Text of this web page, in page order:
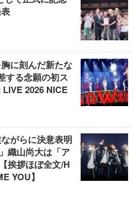
に刻んだ新たな
する念願の初ス
2026 NICE
がらに決意表明
織山尚大は「ア
挨拶ほぼ全文/H
YOU】